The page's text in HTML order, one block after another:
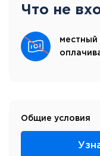
Что не
местный
Общие условия